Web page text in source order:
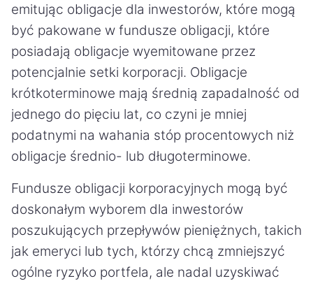
emitując obligacje dla inwestorów, które mogą
być pakowane w fundusze obligacji, które
posiadają obligacje wyemitowane przez
potencjalnie setki korporacji. Obligacje
krótkoterminowe mają średnią zapadalność od
jednego do pięciu lat, co czyni je mniej
podatnymi na wahania stóp procentowych niż
obligacje średnio- lub długoterminowe.
Fundusze obligacji korporacyjnych mogą być
doskonałym wyborem dla inwestorów
poszukujących przepływów pieniężnych, takich
jak emeryci lub tych, którzy chcą zmniejszyć
ogólne ryzyko portfela, ale nadal uzyskiwać